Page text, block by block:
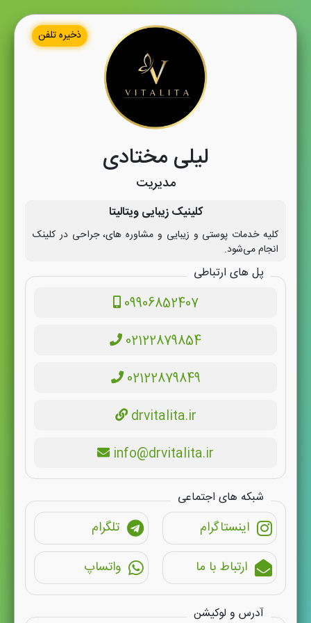
ذخیره تلفن
لیلی مختادی
مدیریت
کلینیک زیبایی ویتالیتا
کلیه خدمات پوستی و زیبایی و مشاوره های، جراحی در کلینک
انجام می‌شود.
پل های ارتباطی
09906852407
02122879854
02122879849
drvitalita.ir
info@drvitalita.ir
شبکه های اجتماعی
تلگرام
واتساپ
اینستاگرام
ارتباط با ما
آدرس و لوکیشن